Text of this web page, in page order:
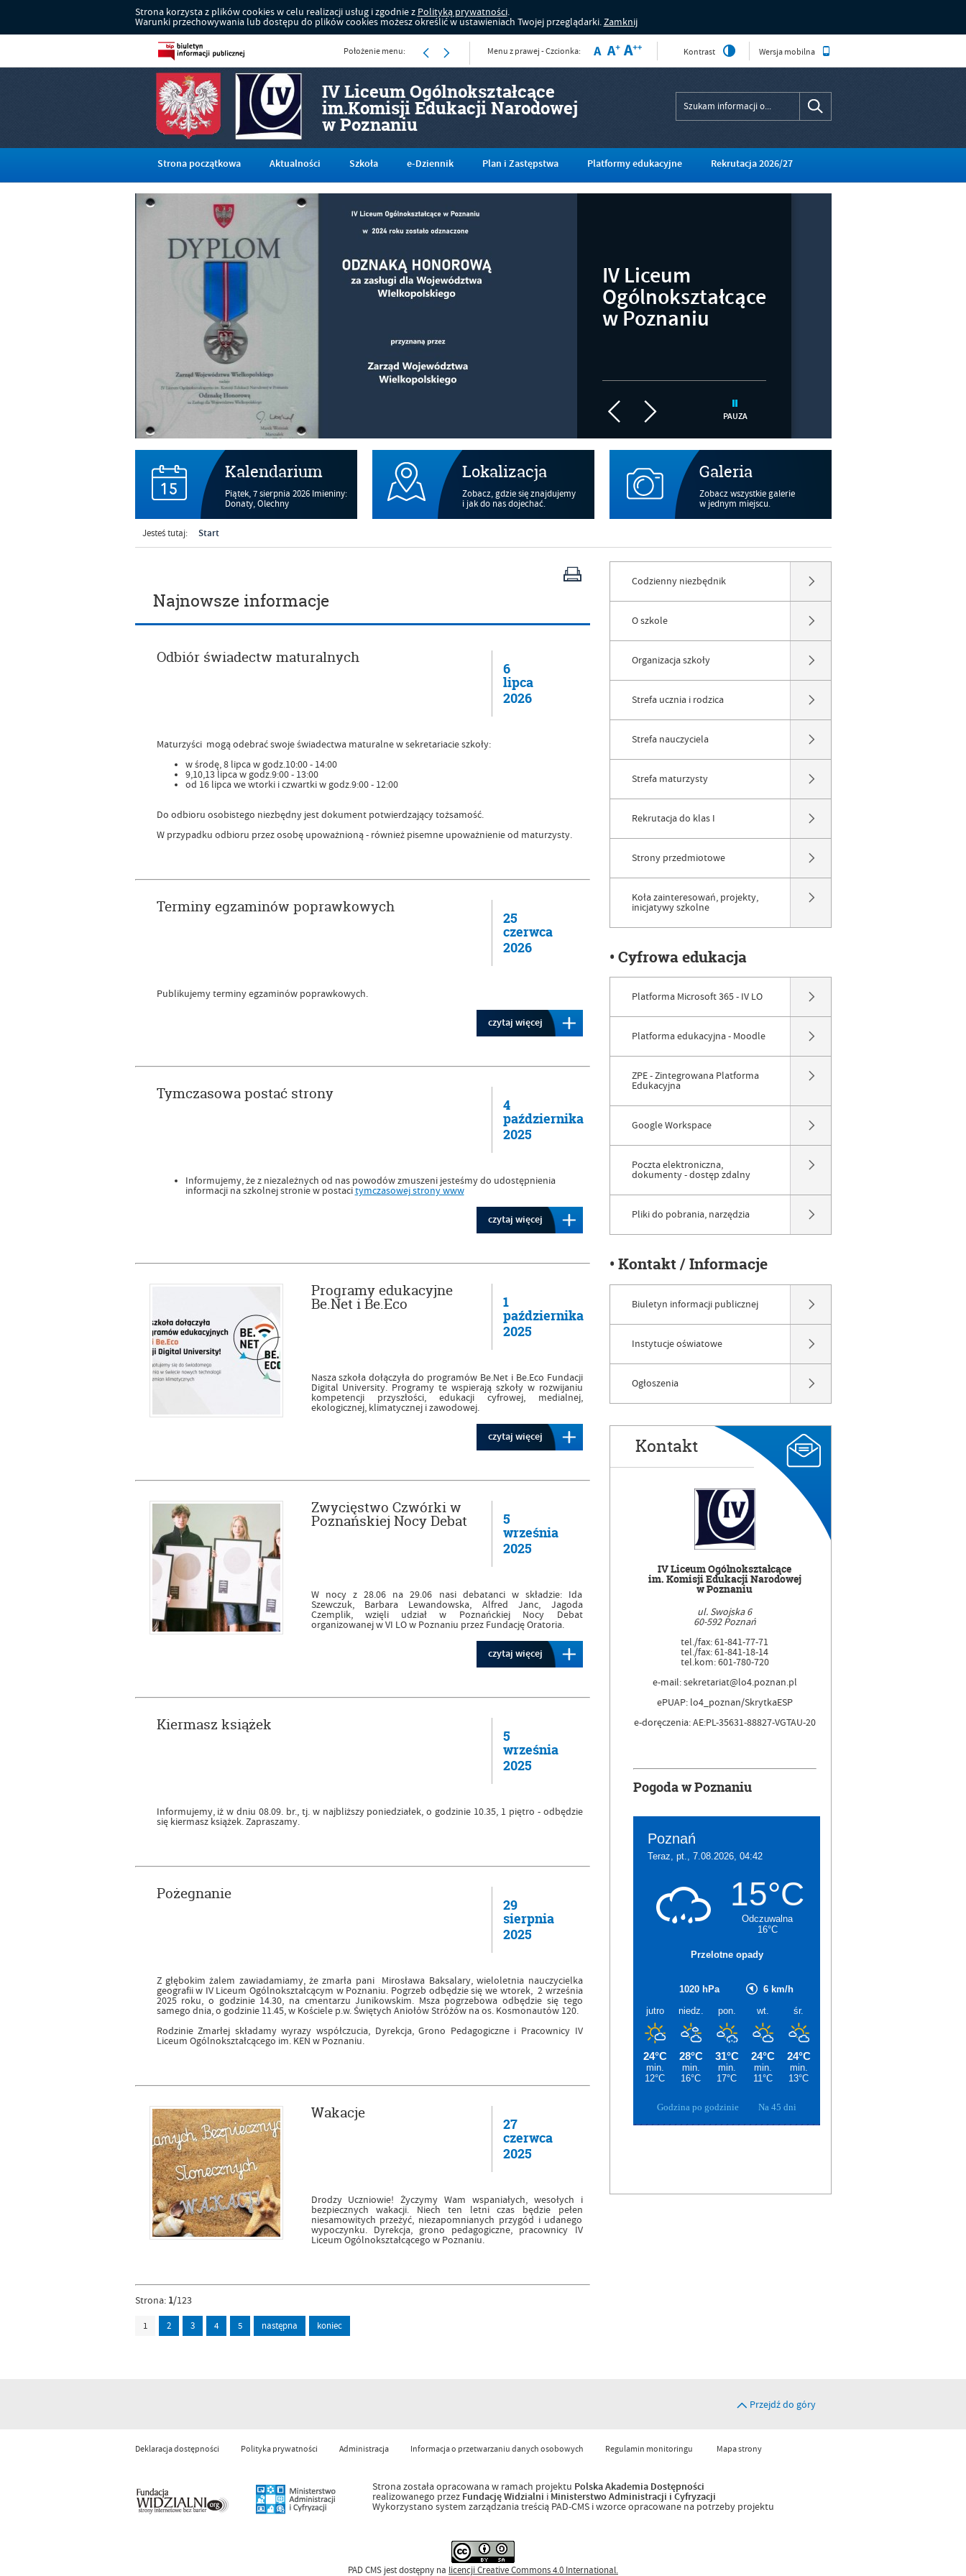
Strona korzysta z plików cookies w celu realizacji usług i zgodnie z Polityką prywatności.
Warunki przechowywania lub dostępu do plików cookies możesz określić w ustawieniach Twojej przeglądarki.Zamknij
IV Liceum Ogólnokształcące
im.Komisji Edukacji Narodowej
w Poznaniu
Położenie menu: Menu z prawej - Czcionka: Kontrast Wersja mobilna
Strona początkowa Aktualności Szkoła e-Dziennik Plan i Zastępstwa Platformy edukacyjne Rekrutacja 2026/27
IV Liceum
Ogólnokształcące
w Poznaniu
PAUZA
Kalendarium
Piątek,7 sierpnia 2026 Imieniny:
Donaty, Olechny
Lokalizacja
Zobacz, gdzie się znajdujemy
i jak do nas dojechać.
Galeria
Zobacz wszystkie galerie
w jednym miejscu.
Jesteś tutaj: Start
Najnowsze informacje
Odbiór świadectw maturalnych
Maturzyści mogą odebrać swoje świadectwa maturalne w sekretariacie szkoły:
w środę, 8 lipca w godz.10:00 - 14:00
9,10,13 lipca w godz.9:00 - 13:00
od 16 lipca we wtorki i czwartki w godz.9:00 - 12:00
Do odbioru osobistego niezbędny jest dokument potwierdzający tożsamość.
W przypadku odbioru przez osobę upoważnioną - również pisemne upoważnienie od maturzysty.
6
lipca
2026
Terminy egzaminów poprawkowych
Publikujemy terminy egzaminów poprawkowych.
25
czerwca
2026
czytaj więcej
Tymczasowa postać strony
Informujemy, że z niezależnych od nas powodów zmuszeni jesteśmy do udostępnienia
informacji na szkolnej stronie w postacitymczasowej strony www
4
października
2025
czytaj więcej
Programy edukacyjne
Be.Net i Be.Eco
Nasza szkoła dołączyła do programów Be.Net i Be.Eco Fundacji
Digital University. Programy te wspierają szkoły w rozwijaniu
kompetencji przyszłości, edukacji cyfrowej, medialnej,
ekologicznej, klimatycznej i zawodowej.
1
października
2025
czytaj więcej
Zwycięstwo Czwórki w
Poznańskiej Nocy Debat
W nocy z 28.06 na 29.06 nasi debatanci w składzie: Ida
Szewczuk, Barbara Lewandowska, Alfred Janc, Jagoda
Czemplik, wzięli udział w Poznańckiej Nocy Debat
organizowanej w VI LO w Poznaniu przez Fundację Oratoria.
5
września
2025
czytaj więcej
Kiermasz książek
Informujemy, iż w dniu 08.09. br., tj. w najbliższy poniedziałek, o godzinie 10.35, 1 piętro - odbędzie
się kiermasz książek. Zapraszamy.
5
września
2025
Pożegnanie
Z głębokim żalem zawiadamiamy, że zmarła pani Mirosława Baksalary, wieloletnia nauczycielka
geografii w IV Liceum Ogólnokształcącym w Poznaniu. Pogrzeb odbędzie się we wtorek, 2 września
2025 roku, o godzinie 14.30, na cmentarzu Junikowskim. Msza pogrzebowa odbędzie się tego
samego dnia, o godzinie 11.45, w Kościele p.w. Świętych Aniołów Stróżów na os. Kosmonautów 120.
Rodzinie Zmarłej składamy wyrazy współczucia, Dyrekcja, Grono Pedagogiczne i Pracownicy IV
Liceum Ogólnokształcącego im. KEN w Poznaniu.
29
sierpnia
2025
Wakacje
Drodzy Uczniowie! Życzymy Wam wspaniałych, wesołych i
bezpiecznych wakacji. Niech ten letni czas będzie pełen
niesamowitych przeżyć, niezapomnianych przygód i udanego
wypoczynku. Dyrekcja, grono pedagogiczne, pracownicy IV
Liceum Ogólnokształcącego w Poznaniu.
27
czerwca
2025
Strona: 1/123
1 2 3 4 5 następna koniec
Codzienny niezbędnik
O szkole
Organizacja szkoły
Strefa ucznia i rodzica
Strefa nauczyciela
Strefa maturzysty
Rekrutacja do klas I
Strony przedmiotowe
Koła zainteresowań, projekty,
inicjatywy szkolne
• Cyfrowa edukacja
Platforma Microsoft 365 - IV LO
Platforma edukacyjna - Moodle
ZPE - Zintegrowana Platforma
Edukacyjna
Google Workspace
Poczta elektroniczna,
dokumenty - dostęp zdalny
Pliki do pobrania, narzędzia
• Kontakt / Informacje
Biuletyn informacji publicznej
Instytucje oświatowe
Ogłoszenia
Kontakt
IV Liceum Ogólnokształcące
im. Komisji Edukacji Narodowej
w Poznaniu
ul. Swojska 6
60-592 Poznań
tel./fax: 61-841-77-71
tel./fax: 61-841-18-14
tel.kom: 601-780-720
e-mail: sekretariat@lo4.poznan.pl
ePUAP: lo4_poznan/SkrytkaESP
e-doręczenia: AE:PL-35631-88827-VGTAU-20
Pogoda w Poznaniu
Przejdź do góry
Deklaracja dostępności Polityka prywatności Administracja Informacja o przetwarzaniu danych osobowych Regulamin monitoringu Mapa strony
Strona została opracowana w ramach projektu Polska Akademia Dostępności
realizowanego przez Fundację Widzialni i Ministerstwo Administracji i Cyfryzacji
Wykorzystano system zarządzania treścią PAD-CMS i wzorce opracowane na potrzeby projektu
PAD CMS jest dostępny na licencjiCreative Commons 4.0 International.